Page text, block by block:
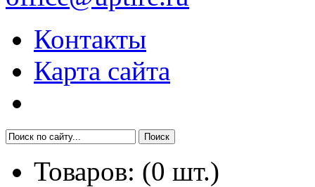
Контакты
Карта сайта
Товаров: (0 шт.)